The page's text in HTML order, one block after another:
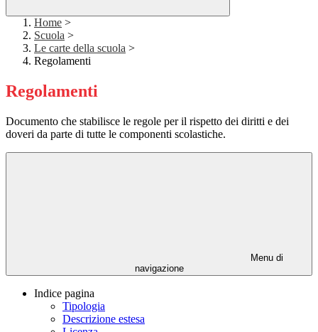
Home >
Scuola >
Le carte della scuola >
Regolamenti
Regolamenti
Documento che stabilisce le regole per il rispetto dei diritti e dei
doveri da parte di tutte le componenti scolastiche.
Menu di
navigazione
Indice pagina
Tipologia
Descrizione estesa